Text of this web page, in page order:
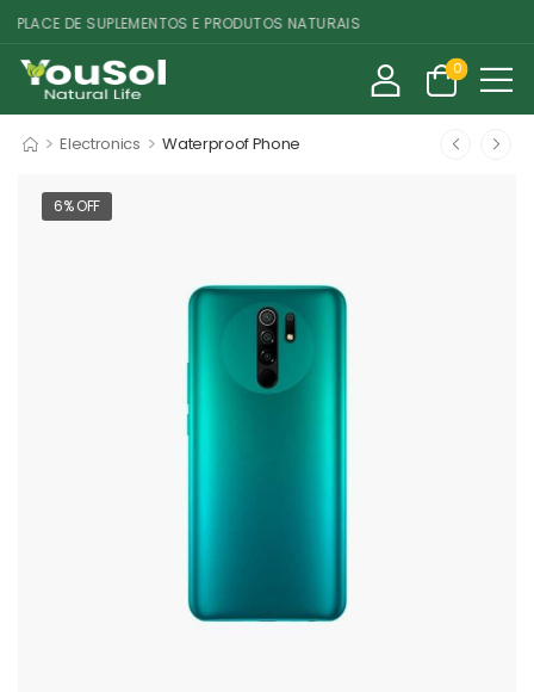
DE SUPLEMENTOS E PRODUTOS NATURAIS
0
> Electronics > Waterproof Phone
6% OFF